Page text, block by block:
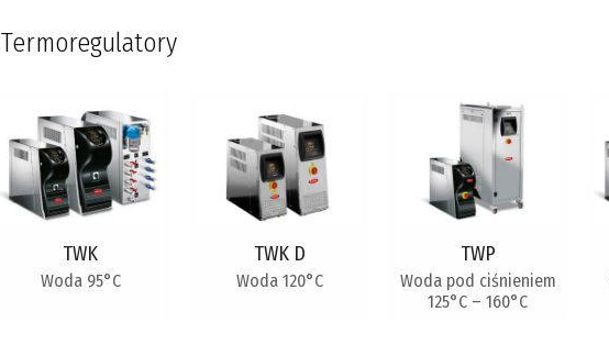
Termoregulatory
TWK
Woda 95°C
TWK D
Woda 120°C
TWP
Woda pod ciśnieniem
125°C – 160°C